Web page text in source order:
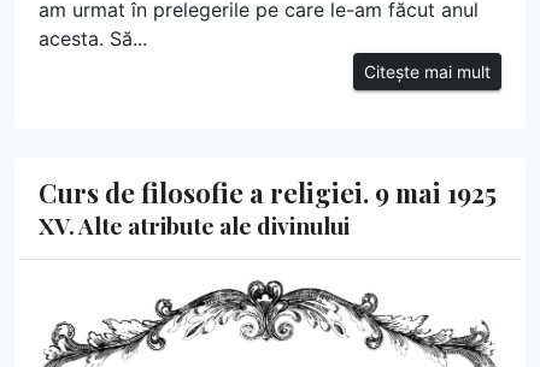
am urmat în prelegerile pe care le-am făcut anul
acesta. Să...
Citește mai mult
Curs de filosofie a religiei. 9 mai 1925
XV. Alte atribute ale divinului